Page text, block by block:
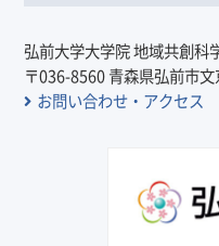
弘前大学大学院 地域共創科
〒036-8560 青森県弘前市文
お問い合わせ・アクセス